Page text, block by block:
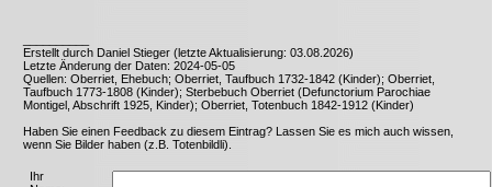
Erstellt durch Daniel Stieger (letzte Aktualisierung: 03.08.2026)
Letzte Änderung der Daten: 2024-05-05
Quellen: Oberriet, Ehebuch; Oberriet, Taufbuch 1732-1842 (Kinder); Oberriet,
Taufbuch 1773-1808 (Kinder); Sterbebuch Oberriet (Defunctorium Parochiae
Montigel, Abschrift 1925, Kinder); Oberriet, Totenbuch 1842-1912 (Kinder)
Haben Sie einen Feedback zu diesem Eintrag? Lassen Sie es mich auch wissen,
wenn Sie Bilder haben (z.B. Totenbildli).
Ihr